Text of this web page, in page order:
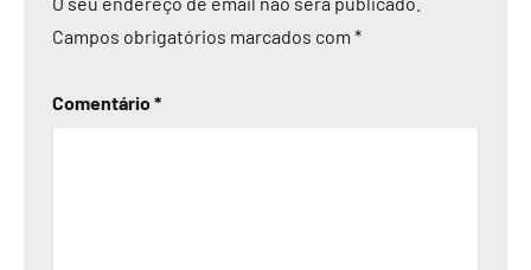
Campos obrigatórios marcados com *
Comentário*